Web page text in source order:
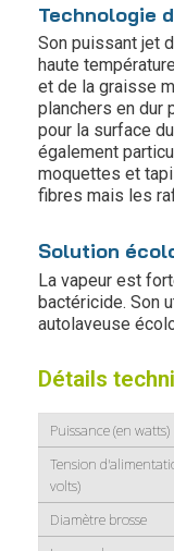
Technologie
Son puissant jet
haute
et de la graisse
planchers en dur
pour la surface
également
moquettes et
fibres mais les
Solution
La vapeur est
bactéricide. Son
autolaveuse
Détails
Puissance (en watts)
Tension
volts)
Diamètre brosse